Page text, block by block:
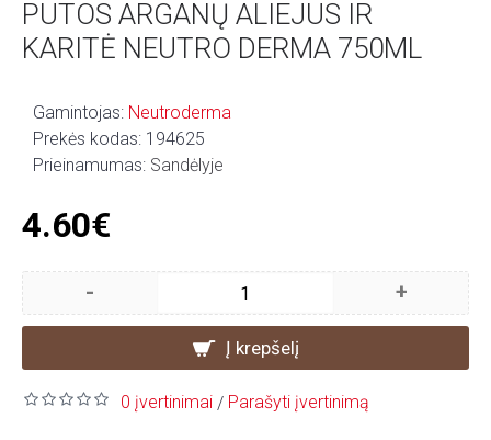
PUTOS ARGANŲ ALIEJUS IR
KARITĖ NEUTRO DERMA 750ML
Gamintojas: Neutroderma
Prekės kodas: 194625
Prieinamumas: Sandėlyje
4.60€
- +
Į krepšelį
0 įvertinimai / Parašyti įvertinimą